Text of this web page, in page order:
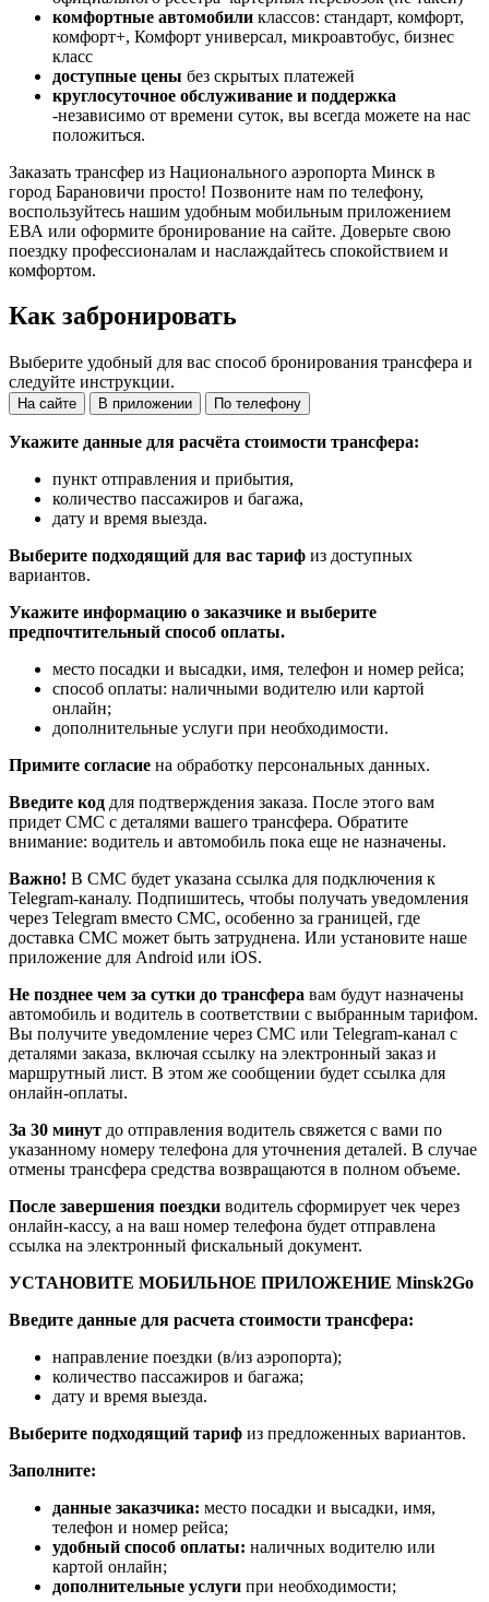
комфортные автомобили классов: стандарт, комфорт,
комфорт+, Комфорт универсал, микроавтобус, бизнес
класс
доступные цены без скрытых платежей
круглосуточное обслуживание и поддержка
-независимо от времени суток, вы всегда можете на нас
положиться.
Заказать трансфер из Национального аэропорта Минск в
город Барановичи просто! Позвоните нам по телефону,
воспользуйтесь нашим удобным мобильным приложением
ЕВА или оформите бронирование на сайте. Доверьте свою
поездку профессионалам и наслаждайтесь спокойствием и
комфортом.
Как забронировать
Выберите удобный для вас способ бронирования трансфера и
следуйте инструкции.
На сайте В приложении По телефону
Укажите данные для расчёта стоимости трансфера:
пункт отправления и прибытия,
количество пассажиров и багажа,
дату и время выезда.
Выберите подходящий для вас тариф из доступных
вариантов.
Укажите информацию о заказчике и выберите
предпочтительный способ оплаты.
место посадки и высадки, имя, телефон и номер рейса;
способ оплаты: наличными водителю или картой
онлайн;
дополнительные услуги при необходимости.
Примите согласие на обработку персональных данных.
Введите код для подтверждения заказа. После этого вам
придет СМС с деталями вашего трансфера. Обратите
внимание: водитель и автомобиль пока еще не назначены.
Важно! В СМС будет указана ссылка для подключения к
Telegram-каналу. Подпишитесь, чтобы получать уведомления
через Telegram вместо СМС, особенно за границей, где
доставка СМС может быть затруднена. Или установите наше
приложение для Android или iOS.
Не позднее чем за сутки до трансфера вам будут назначены
автомобиль и водитель в соответствии с выбранным тарифом.
Вы получите уведомление через СМС или Telegram-канал с
деталями заказа, включая ссылку на электронный заказ и
маршрутный лист. В этом же сообщении будет ссылка для
онлайн-оплаты.
За 30 минут до отправления водитель свяжется с вами по
указанному номеру телефона для уточнения деталей. В случае
отмены трансфера средства возвращаются в полном объеме.
После завершения поездки водитель сформирует чек через
онлайн-кассу, а на ваш номер телефона будет отправлена
ссылка на электронный фискальный документ.
УСТАНОВИТЕ МОБИЛЬНОЕ ПРИЛОЖЕНИЕ Minsk2Go
Введите данные для расчета стоимости трансфера:
направление поездки (в/из аэропорта);
количество пассажиров и багажа;
дату и время выезда.
Выберите подходящий тариф из предложенных вариантов.
Заполните:
данные заказчика: место посадки и высадки, имя,
телефон и номер рейса;
удобный способ оплаты: наличных водителю или
картой онлайн;
дополнительные услуги при необходимости;